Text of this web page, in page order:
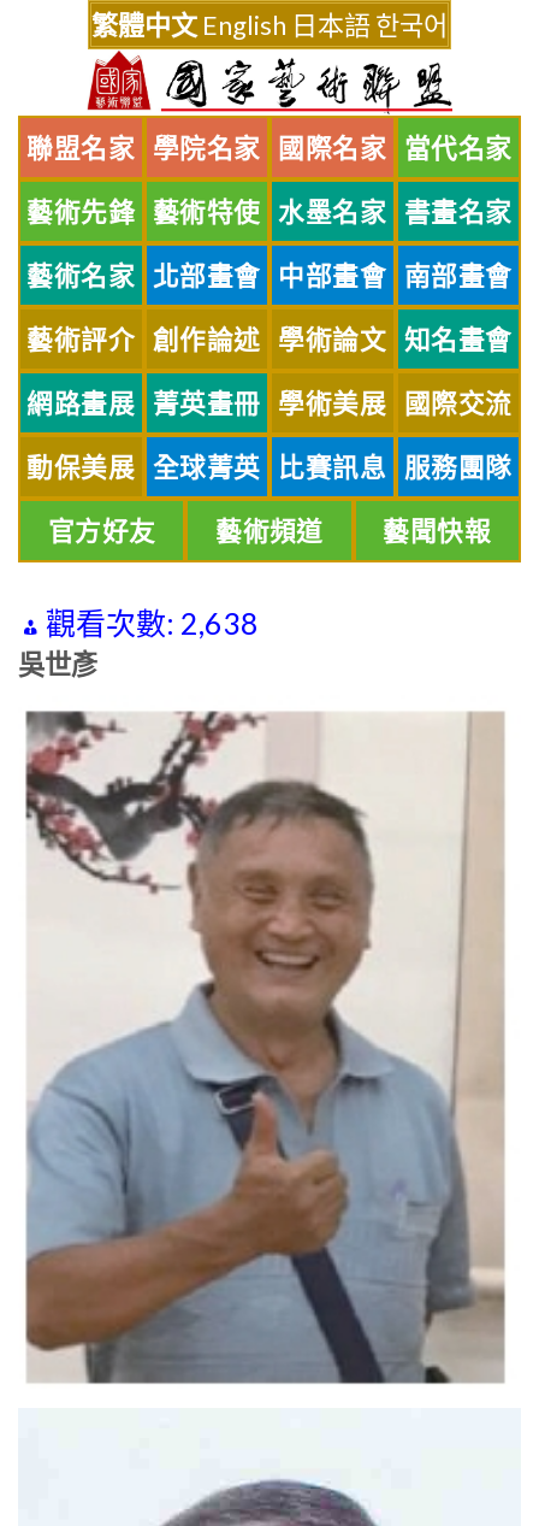
繁體中文 English 日本語한국어
聯盟名家 學院名家 國際名家 當代名家
藝術先鋒 藝術特使 水墨名家 書畫名家
藝術名家 北部畫會 中部畫會 南部畫會
藝術評介 創作論述 學術論文 知名畫會
網路畫展 菁英畫冊 學術美展 國際交流
動保美展 全球菁英 比賽訊息 服務團隊
官方好友 藝術頻道 藝聞快報
觀看次數: 2,638
吳世彥